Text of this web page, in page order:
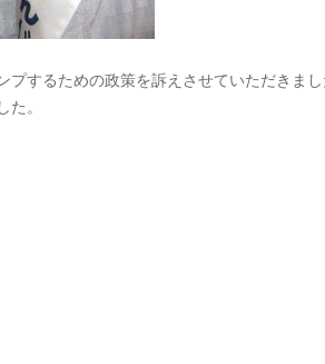
するための政策を訴えさせていただきま
。